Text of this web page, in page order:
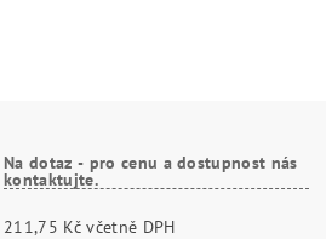
Na dotaz - pro cenu a dostupnost nás
kontaktujte.
211,75 Kč včetně DPH